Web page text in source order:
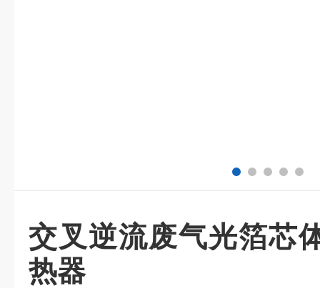
交叉逆流废气光箔芯
热器